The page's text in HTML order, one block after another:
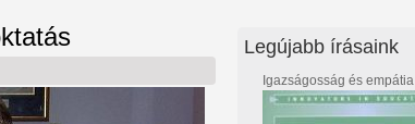
Legújabb írásaink
Igazságosság és empátia